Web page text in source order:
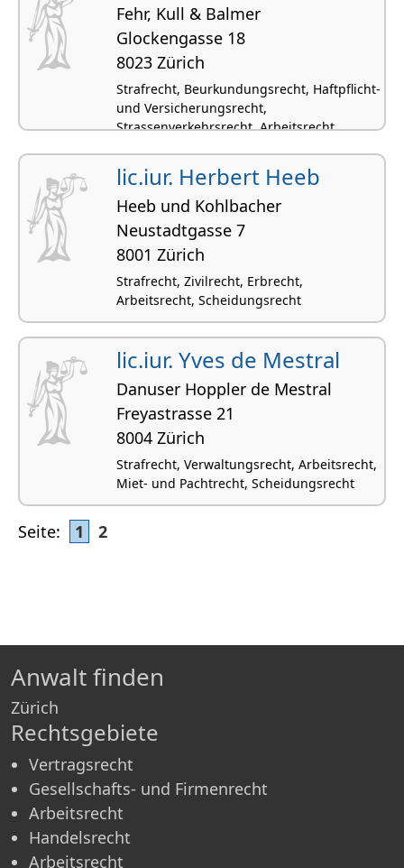
Fehr, Kull & Balmer
Glockengasse 18
8023 Zürich
Strafrecht, Beurkundungsrecht, Haftpflicht-
und Versicherungsrecht,
Strassenverkehrsrecht, Arbeitsrecht
lic.iur. Herbert Heeb
Heeb und Kohlbacher
Neustadtgasse 7
8001 Zürich
Strafrecht, Zivilrecht, Erbrecht,
Arbeitsrecht, Scheidungsrecht
lic.iur. Yves de Mestral
Danuser Hoppler de Mestral
Freyastrasse 21
8004 Zürich
Strafrecht, Verwaltungsrecht, Arbeitsrecht,
Miet- und Pachtrecht, Scheidungsrecht
Seite: 1 2
Anwalt finden
Zürich
Rechtsgebiete
Vertragsrecht
Gesellschafts- und Firmenrecht
Arbeitsrecht
Handelsrecht
Arbeitsrecht